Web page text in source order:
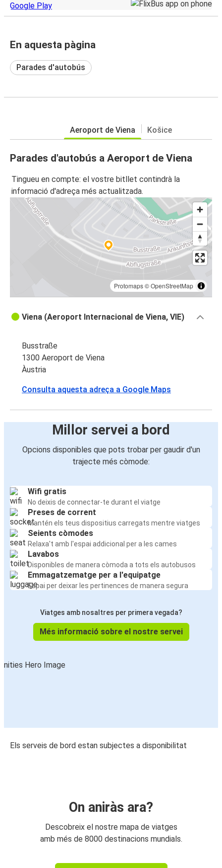
En aquesta pàgina
Parades d'autobús
Aeroport de Viena Košice
Parades d'autobús a Aeroport de Viena
Tingueu en compte: el vostre bitllet contindrà la
informació d'adreça més actualitzada.
Protomaps©OpenStreetMap
Viena (Aeroport Internacional de Viena, VIE)
Busstraße
1300 Aeroport de Viena
Àustria
Consulta aquesta adreça a Google Maps
Millor servei a bord
Opcions disponibles que pots trobar per gaudir d'un
trajecte més còmode:
Wifi gratis
No deixis de connectar-te durant el viatge
Preses de corrent
Mantén els teus dispositius carregats mentre viatges
Seients còmodes
Relaxa't amb l'espai addicional per a les cames
Lavabos
Disponibles de manera còmoda a tots els autobusos
Emmagatzematge per a l'equipatge
Espai per deixar les pertinences de manera segura
Viatges amb nosaltres per primera vegada?
Més informació sobre el nostre servei
Els serveis de bord estan subjectes a disponibilitat
On aniràs ara?
Descobreix el nostre mapa de viatges
amb més de 8000 destinacions mundials.